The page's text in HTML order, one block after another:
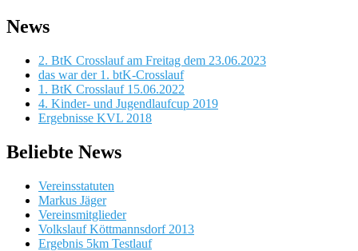
News
2. BtK Crosslauf am Freitag dem 23.06.2023
das war der 1. btK-Crosslauf
1. BtK Crosslauf 15.06.2022
4. Kinder- und Jugendlaufcup 2019
Ergebnisse KVL 2018
Beliebte News
Vereinsstatuten
Markus Jäger
Vereinsmitglieder
Volkslauf Köttmannsdorf 2013
Ergebnis 5km Testlauf